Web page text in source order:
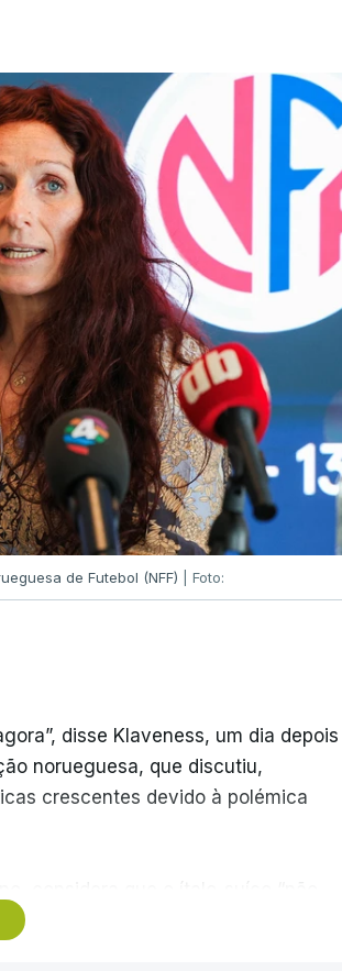
de Futebol (NFF) | Foto:
disse Klaveness, um dia depois
norueguesa, que discutiu,
crescentes devido à polémica
a FIFA de forma estável no